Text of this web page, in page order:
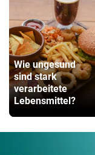
Wie ungesund
sind stark
verarbeitete
Lebensmittel?